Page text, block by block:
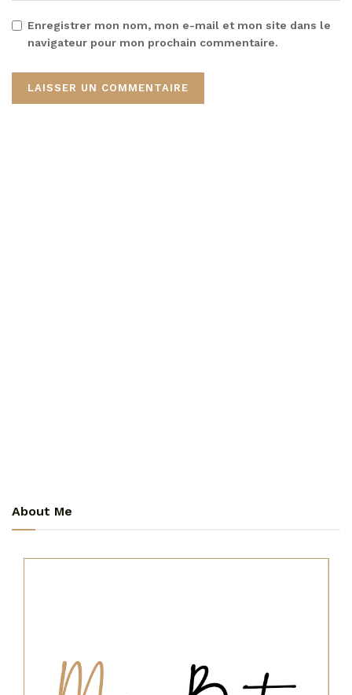
Enregistrer mon nom, mon e-mail et mon site dans le
navigateur pour mon prochain commentaire.
About Me